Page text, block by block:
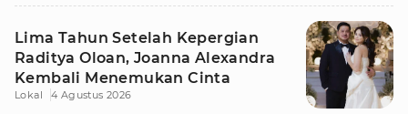
Lima Tahun Setelah Kepergian
Raditya Oloan, Joanna Alexandra
Kembali Menemukan Cinta
Lokal 4 Agustus 2026